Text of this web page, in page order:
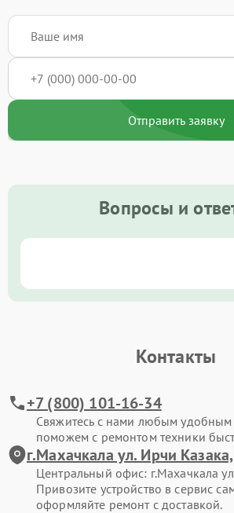
Отправить заявку
Вопросы и
Контакты
+7 (800) 101-16-34
Свяжитесь с нами любым
поможем с ремонтом техники
г.Махачкала ул. Ирчи
Центральный офис: г.Махачкала
Привозите устройство в сервис
оформляйте ремонт с доставкой.